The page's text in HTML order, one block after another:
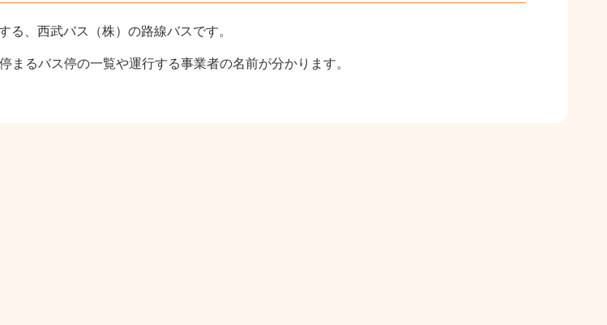
、西武バス（株）の路線バスです。
るバス停の一覧や運行する事業者の名前が分かります。